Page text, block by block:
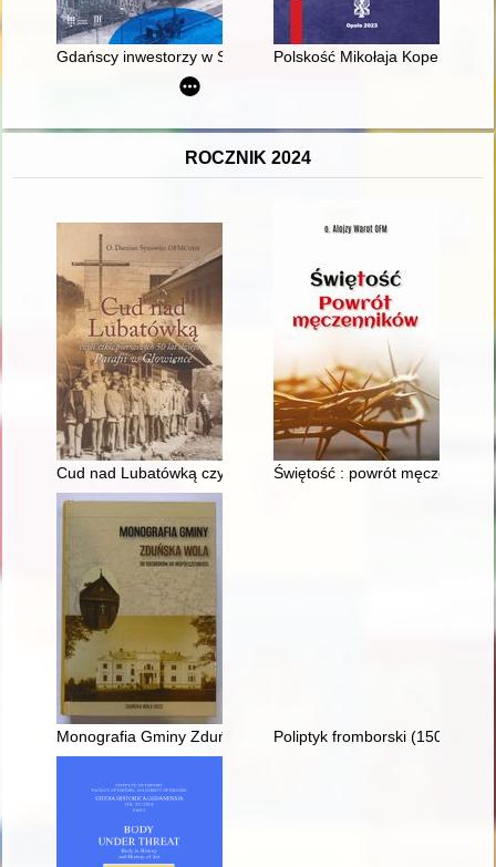
Gdańscy inwestorzy w Sopocie : prestiż finansowy i
Polskość Mikołaja Kopernika z
ROCZNIK 2024
Cud nad Lubatówką czyli Szkic pierwszych 50 lat dziejów
Świętość : powrót męczenników
Monografia Gminy Zduńska Wola : od rozbiorów do
Poliptyk fromborski (1504 r.) :